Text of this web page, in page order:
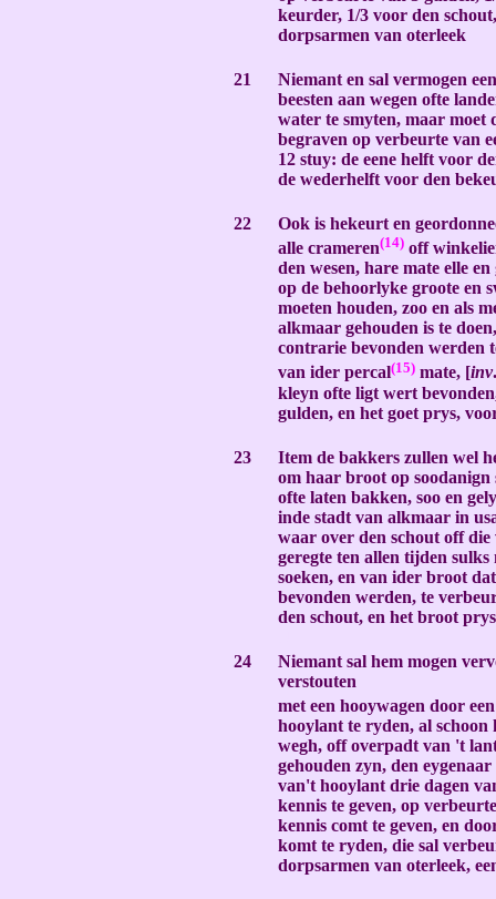
keurder, 1/3 voor den
dorpsarmen van oterleek
21
Niemant en sal vermogen
beesten aan wegen ofte
water te smyten, maar moet
begraven op verbeurte van
12 stuy: de eene helft voor
de wederhelft voor den
22
Ook is hekeurt en
alle crameren(14) off
den wesen, hare mate elle en
op de behoorlyke groote en
moeten houden, zoo en als
alkmaar gehouden is te
contrarie bevonden werden
van ider percal(15) mate, [inv
kleyn ofte ligt wert
gulden, en het goet prys,
23
Item de bakkers zullen wel
om haar broot op soodanign
ofte laten bakken, soo en
inde stadt van alkmaar in
waar over den schout off die
geregte ten allen tijden sulks
soeken, en van ider broot
bevonden werden, te
den schout, en het broot prys
24
Niemant sal hem mogen
verstouten
met een hooywagen door
hooylant te ryden, al schoon
wegh, off overpadt van 't
gehouden zyn, den
van't hooylant drie dagen
kennis te geven, op
kennis comt te geven, en
komt te ryden, die sal
dorpsarmen van oterleek,